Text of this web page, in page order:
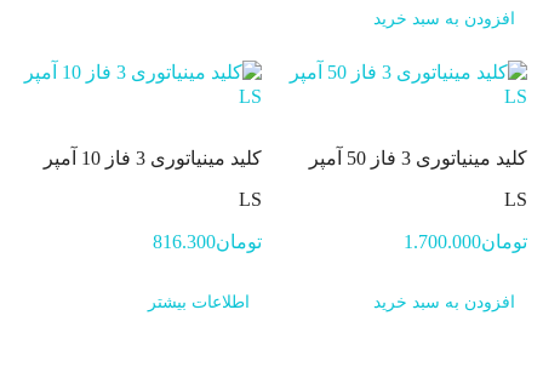
افزودن به سبد خرید
کلید مینیاتوری 3 فاز 50 آمپر
LS
تومان1.700.000
افزودن به سبد خرید
کلید مینیاتوری 3 فاز 10 آمپر
LS
تومان816.300
اطلاعات بیشتر